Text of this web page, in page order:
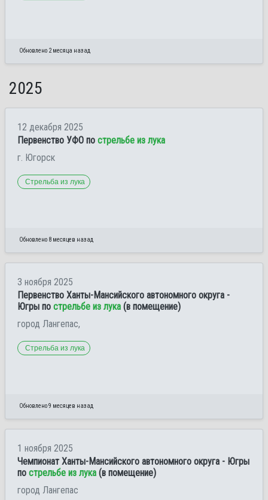
Обновлено 2 месяца назад
2025
12 декабря 2025
Первенство УФО по стрельбе из лука
г. Югорск
Стрельба из лука
Обновлено 8 месяцев назад
3 ноября 2025
Первенство Ханты-Мансийского автономного округа -
Югры по стрельбе из лука (в помещение)
город Лангепас,
Стрельба из лука
Обновлено 9 месяцев назад
1 ноября 2025
Чемпионат Ханты-Мансийского автономного округа - Югры
по стрельбе из лука (в помещение)
город Лангепас